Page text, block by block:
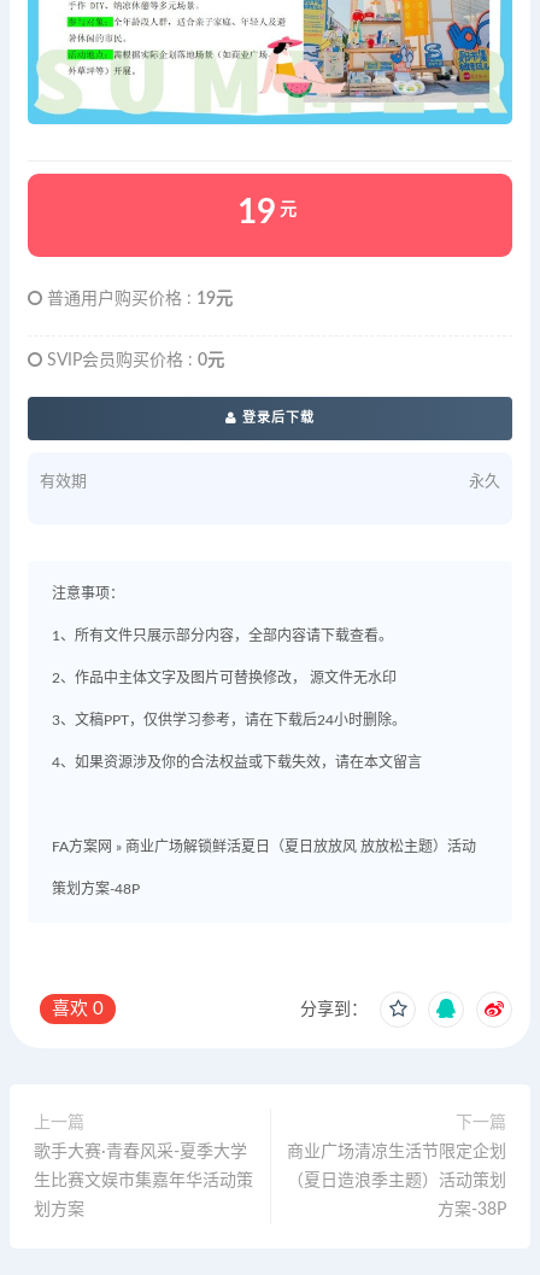
19 元
普通用户购买价格 : 19元
SVIP会员购买价格 : 0元
登录后下载
有效期 永久
注意事项：
1、所有文件只展示部分内容，全部内容请下载查看。
2、作品中主体文字及图片可替换修改， 源文件无水印
3、文稿PPT，仅供学习参考，请在下载后24小时删除。
4、如果资源涉及你的合法权益或下载失效，请在本文留言
FA方案网 » 商业广场解锁鲜活夏日（夏日放放风 放放松主题）活动
策划方案-48P
喜欢 0 分享到：
上一篇
歌手大赛·青春风采-夏季大学
生比赛文娱市集嘉年华活动策
划方案
下一篇
商业广场清凉生活节限定企划
（夏日造浪季主题）活动策划
方案-38P